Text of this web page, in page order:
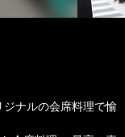
ジナルの会席料理で愉